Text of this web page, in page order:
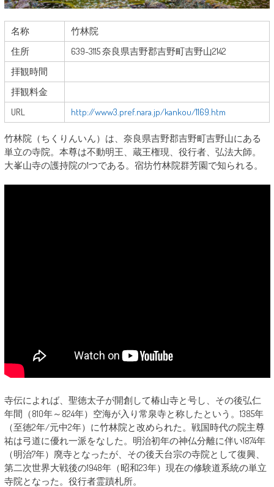
名称
竹林院
住所
639-3115 奈良県吉野郡吉野町吉野山2142
拝観時間
拝観料金
URL
http://www3.pref.nara.jp/kankou/1169.htm
竹林院（ちくりんいん）は、奈良県吉野郡吉野町吉野山にある
単立の寺院。本尊は不動明王、蔵王権現、役行者、弘法大師。
大峯山寺の護持院の1つである。宿坊竹林院群芳園で知られる。
寺伝によれば、聖徳太子が開創して椿山寺と号し、その後弘仁
年間（810年～824年）空海が入り常泉寺と称したという。1385年
（至徳2年/元中2年）に竹林院と改められた。戦国時代の院主尊
祐は弓道に優れ一派をなした。明治初年の神仏分離に伴い1874年
（明治7年）廃寺となったが、その後天台宗の寺院として復興、
第二次世界大戦後の1948年（昭和23年）現在の修験道系統の単立
寺院となった。役行者霊蹟札所。